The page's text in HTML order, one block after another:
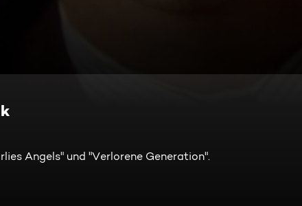
Angels" und "Verlorene Generation".